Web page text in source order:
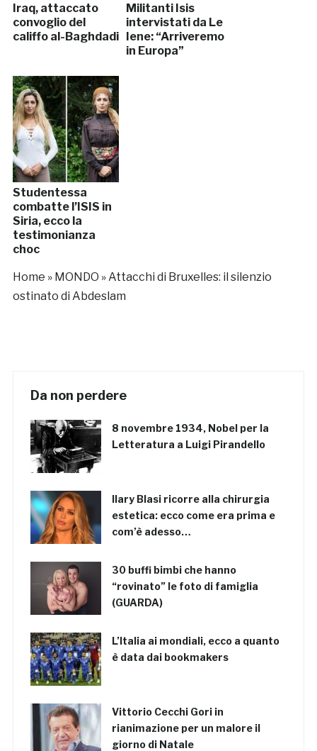
Iraq, attaccato
convoglio del
califfo al-Baghdadi
Militanti Isis
intervistati da Le
Iene: “Arriveremo
in Europa”
Studentessa
combatte l’ISIS in
Siria, ecco la
testimonianza
choc
Home » MONDO »Attacchi di Bruxelles: il silenzio
ostinato di Abdeslam
Da non perdere
8 novembre 1934, Nobel per la
Letteratura a Luigi Pirandello
Ilary Blasi ricorre alla chirurgia
estetica: ecco come era prima e
com’è adesso…
30 buffi bimbi che hanno
“rovinato” le foto di famiglia
(GUARDA)
L’Italia ai mondiali, ecco a quanto
è data dai bookmakers
Vittorio Cecchi Gori in
rianimazione per un malore il
giorno di Natale